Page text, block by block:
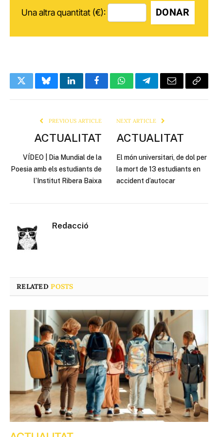
Una altra quantitat (€): DONAR
TwitterBlueskyLinkedInFacebookWhatsAppTelegramEmail Copy
PREVIOUS ARTICLE
ACTUALITAT
VÍDEO | Dia Mundial de la
Poesia amb els estudiants de
l’Institut Ribera Baixa
NEXT ARTICLE
ACTUALITAT
El món universitari, de dol per
la mort de 13 estudiants en
accident d’autocar
Redacció
RELATEDPOSTS